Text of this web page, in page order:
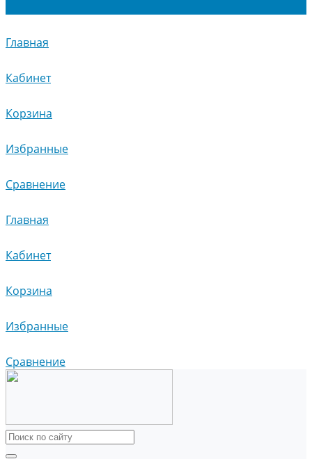
Главная
Кабинет
Корзина
Избранные
Сравнение
Главная
Кабинет
Корзина
Избранные
Сравнение